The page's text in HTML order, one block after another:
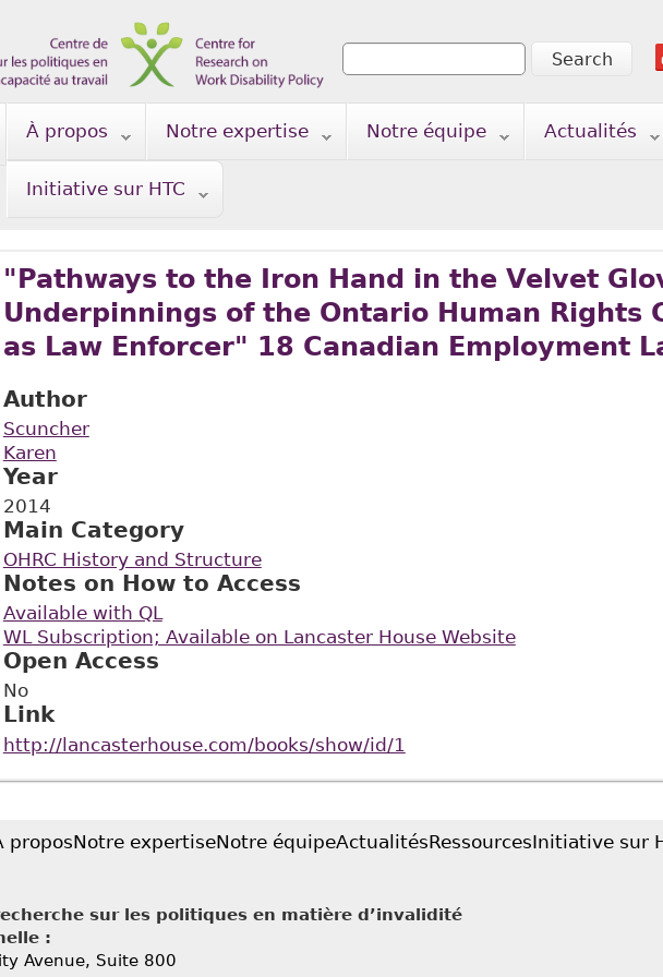
Search form
Search
À propos Notre expertise Notre équipe Actualités
Initiative sur HTC
"Pathways to the Iron Hand in the Velvet
Underpinnings of the Ontario Human Rights
as Law Enforcer" 18 Canadian Employment
Author
Scuncher
Karen
Year
2014
Main Category
OHRC History and Structure
Notes on How to Access
Available with QL
WL Subscription; Available on Lancaster House Website
Open Access
No
Link
http://lancasterhouse.com/books/show/id/1
proposNotre expertiseNotre équipeActualitésRessourcesInitiative sur
sur les politiques en matière d’invalidité
:
Avenue, Suite 800